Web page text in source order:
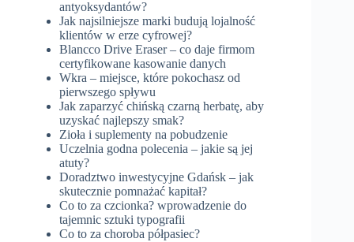
antyoksydantów?
Jak najsilniejsze marki budują lojalność
klientów w erze cyfrowej?
Blancco Drive Eraser – co daje firmom
certyfikowane kasowanie danych
Wkra – miejsce, które pokochasz od
pierwszego spływu
Jak zaparzyć chińską czarną herbatę, aby
uzyskać najlepszy smak?
Zioła i suplementy na pobudzenie
Uczelnia godna polecenia – jakie są jej
atuty?
Doradztwo inwestycyjne Gdańsk – jak
skutecznie pomnażać kapitał?
Co to za czcionka? wprowadzenie do
tajemnic sztuki typografii
Co to za choroba półpasiec?